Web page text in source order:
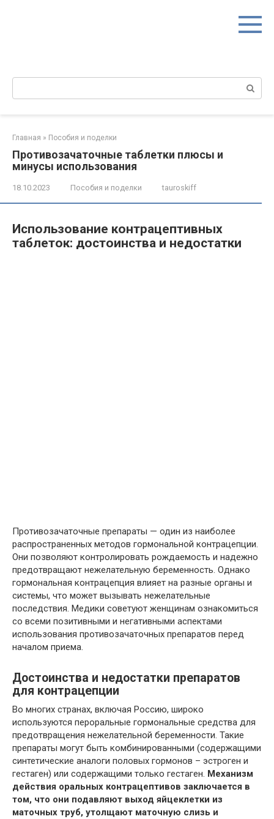
Поиск:
Главная » Пособия и поделки
Противозачаточные таблетки плюсы и
минусы использования
18.10.2023 Пособия и поделки tauroskiff
Использование контрацептивных
таблеток: достоинства и недостатки
Противозачаточные препараты — один из наиболее
распространенных методов гормональной контрацепции.
Они позволяют контролировать рождаемость и надежно
предотвращают нежелательную беременность. Однако
гормональная контрацепция влияет на разные органы и
системы, что может вызывать нежелательные
последствия. Медики советуют женщинам ознакомиться
со всеми позитивными и негативными аспектами
использования противозачаточных препаратов перед
началом приема.
Достоинства и недостатки препаратов
для контрацепции
Во многих странах, включая Россию, широко
используются пероральные гормональные средства для
предотвращения нежелательной беременности. Такие
препараты могут быть комбинированными (содержащими
синтетические аналоги половых гормонов – эстроген и
гестаген) или содержащими только гестаген. Механизм
действия оральных контрацептивов заключается в
том, что они подавляют выход яйцеклетки из
маточных труб, утолщают маточную слизь и